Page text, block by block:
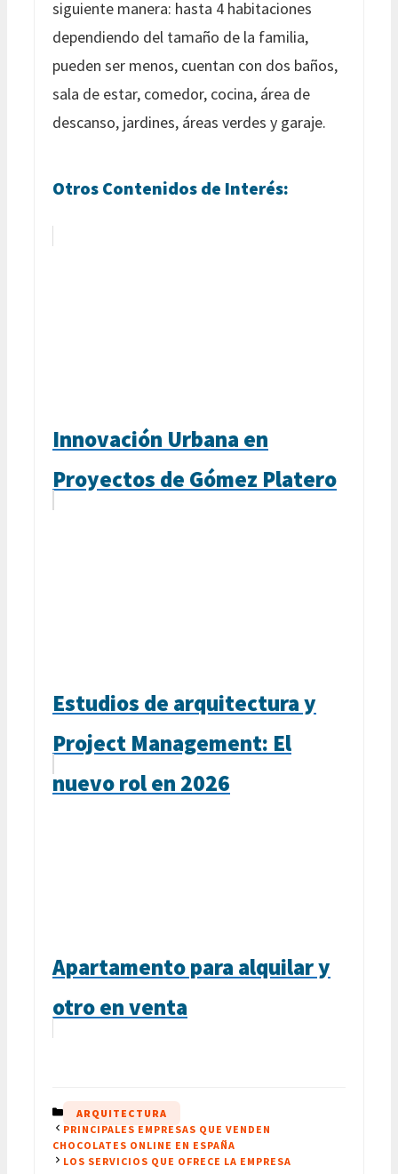
siguiente manera: hasta 4 habitaciones
dependiendo del tamaño de la familia,
pueden ser menos, cuentan con dos baños,
sala de estar, comedor, cocina, área de
descanso, jardines, áreas verdes y garaje.
Otros Contenidos de Interés:
Innovación Urbana en
Proyectos de Gómez Platero
Estudios de arquitectura y
Project Management: El
nuevo rol en 2026
Apartamento para alquilar y
otro en venta
CATEGORÍAS
ARQUITECTURA
PRINCIPALES EMPRESAS QUE VENDEN
CHOCOLATES ONLINE EN ESPAÑA
LOS SERVICIOS QUE OFRECE LA EMPRESA